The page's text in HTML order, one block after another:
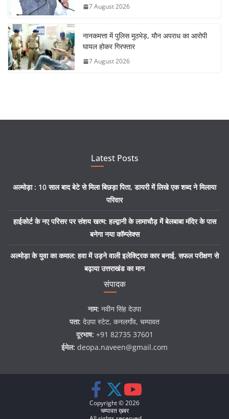
7 August 2026
नानकमत्ता में पुलिस मुठभेड़, यौन अपराध का आरोपी
घायल होकर गिरफ्तार
7 August 2026
Latest Posts
अल्मोड़ा : 10 साल बाद बेटे से मिला बिछड़ा पिता, डायरी में लिखे एक शब्द ने मिलाया
परिवार
हाईकोर्ट के नए परिसर पर संशय खत्म: हल्द्वानी के लामाचौड़ में बेलबाबा मंदिर के पास
बनेगा नया कॉम्प्लेक्स
अल्मोड़ा के युवा का कमाल: हवा में उड़ने वाली इलेक्ट्रिक कार बनाई, सफल परीक्षण से
बढ़ाया उत्तराखंड का मान
संपादक
नाम: नवीन सिंह देउपा
पता: देउपा स्टेट, कनलगाँव, चम्पावत
दूरभाष: +91 82735 37601
ईमेल: deopa.naveen@gmail.com
Copyright © 2026
चम्पावत ख़बर